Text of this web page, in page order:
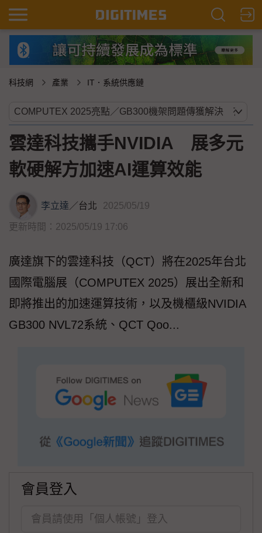
科技網 產業 IT．系統供應鏈
雲達科技攜手NVIDIA 展多元
軟硬解方加速AI運算效能
李立達／台北 2025/05/19
更新時間：2025/05/19 17:06
廣達旗下的雲達科技（QCT）將在2025年台北
國際電腦展（COMPUTEX 2025）展出全新和
即將推出的加速運算技術，以及機櫃級NVIDIA
GB300 NVL72系統、QCT Qoo...
會員登入